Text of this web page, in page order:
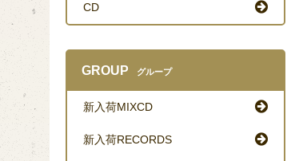
CD
GROUP グループ
新入荷MIXCD
新入荷RECORDS